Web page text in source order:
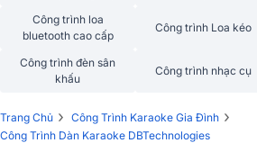
Công trình loa
bluetooth cao cấp
Công trình Loa kéo
Công trình đèn sân
khấu
Công trình nhạc cụ
Trang Chủ › Công Trình Karaoke Gia Đình ›
Công Trình Dàn Karaoke DBTechnologies